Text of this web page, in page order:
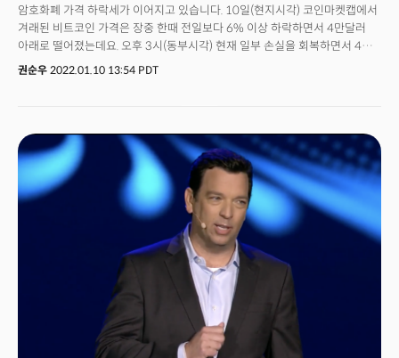
암호화폐 가격 하락세가 이어지고 있습니다. 10일(현지시각) 코인마켓캡에서
겨래된 비트코인 가격은 장중 한때 전일보다 6% 이상 하락하면서 4만달러
아래로 떨어졌는데요. 오후 3시(동부시각) 현재 일부 손실을 회복하면서 4만
1313달러에 거래됐습니다. 이는 지난해 8월 5일 이후 최저가인데요. 작년
거래가 이뤄지고 있습니다. 이런 하락세는 시장의 불안함을 그대로 반영하는
지표인데요. 미국 중앙은행인 연방준비제도이사회(Fed)의 긴축기조로 인해
예상보다 빠르고 큰 폭의 금리인상을 예고한 상태입니다. 이에 따라 10년물 미
국채금리가 연일 상승세를 보이고 있습니다. 이날 10년물 금리는 1.8%까지
상승했습니다. 지난해 말 1.5%에서 상승세를 이어가고 있습니다. 투자자들이
기존금리 인상에 따른 위험하고 성장 지향적인 자산에서 포지션을 바꾸고
비트코인을 비롯한 암호화폐 투자와 관련한 기관들의 전망은 엇갈립니다.
30년 만에 가장 큰 폭의 인플레이션을 경험하면서 투자자들은 비트코인과
금을 포함한 인플레이션 헤지에 뛰어들었는데요. 비트코인이 인플레이션
헤지에 건전한 역할을 하고 있는지에 대한 의견이 엇갈리고 있다고 CNBC가
전했습니다. 지난주 골드만삭스는 비트코인이 금을 대체할 시장 점유율을
차지하면서 잠재적으로 10만달러까지 상승할 것이라고 전망했습니다. 반면
권순우 2022.01.10 13:54 PDT